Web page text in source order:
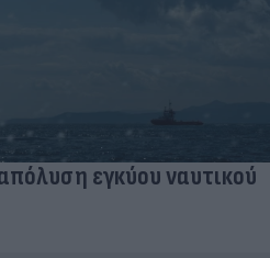
εγκύου ναυτικού